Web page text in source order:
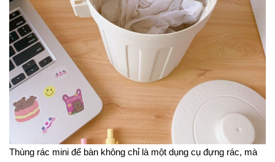
Thùng rác mini để bàn không chỉ là một dụng cụ đựng rác, mà